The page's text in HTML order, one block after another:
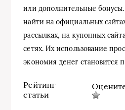
или дополнительные
найти на официальных
рассылках, на купонных
сетях. Их использование
экономия денег становится
Рейтинг
статьи